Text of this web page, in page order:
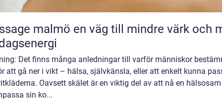
en väg till mindre värk och mer
Det finns många anledningar till varför människor
att gå ner i vikt – hälsa, självkänsla, eller att enkelt kunna
Oavsett skälet är en viktig del av att nå en
sin ko...